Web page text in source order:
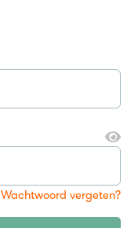
Wachtwoord vergeten?